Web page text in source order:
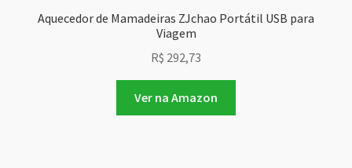
Aquecedor de Mamadeiras ZJchao Portátil USB para
Viagem
R$ 292,73
Ver na Amazon